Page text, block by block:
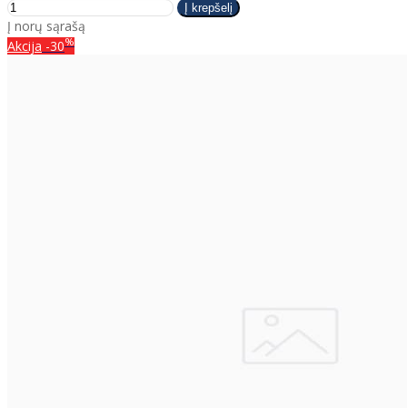
Į norų sąrašą
Akcija -30%